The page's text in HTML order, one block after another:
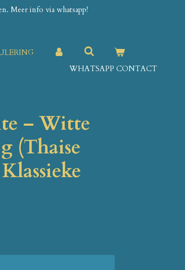
Meer info via whatsapp!
WHATSAPP CONTACT
– Witte
(Thaise